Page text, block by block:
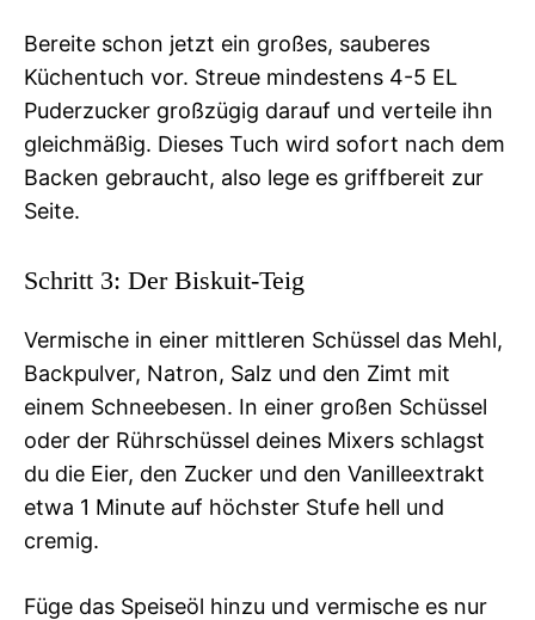
Bereite schon jetzt ein großes, sauberes
Küchentuch vor. Streue mindestens 4-5 EL
Puderzucker großzügig darauf und verteile ihn
gleichmäßig. Dieses Tuch wird sofort nach dem
Backen gebraucht, also lege es griffbereit zur
Seite.
Schritt 3: Der Biskuit-Teig
Vermische in einer mittleren Schüssel das Mehl,
Backpulver, Natron, Salz und den Zimt mit
einem Schneebesen. In einer großen Schüssel
oder der Rührschüssel deines Mixers schlagst
du die Eier, den Zucker und den Vanilleextrakt
etwa 1 Minute auf höchster Stufe hell und
cremig.
Füge das Speiseöl hinzu und vermische es nur